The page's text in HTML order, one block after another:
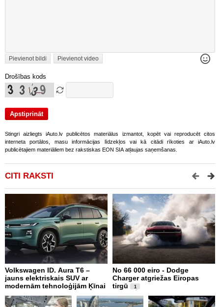
Pievienot bildi Pievienot video
Drošības kods
Stingri aizliegts iAuto.lv publicētos materiālus izmantot, kopēt vai reproducēt citos
interneta portālos, masu informācijas līdzekļos vai kā citādi rīkoties ar iAuto.lv
publicētajiem materiāliem bez rakstiskas EON SIA atļaujas saņemšanas.
CITI RAKSTI
Volkswagen ID. Aura T6 –
jauns elektriskais SUV ar
modernām tehnoloģijām Ķīnai
No 66 000 eiro - Dodge
Charger atgriežas Eiropas
tirgū
1